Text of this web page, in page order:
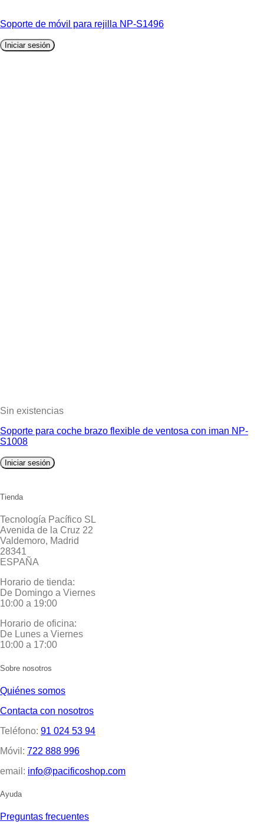
Soporte de móvil para rejilla NP-S1496
Iniciar sesión
Sin existencias
Soporte para coche brazo flexible de ventosa con iman NP-
S1008
Iniciar sesión
Tienda
Tecnología Pacífico SL
Avenida de la Cruz 22
Valdemoro, Madrid
28341
ESPAÑA
Horario de tienda:
De Domingo a Viernes
10:00 a 19:00
Horario de oficina:
De Lunes a Viernes
10:00 a 17:00
Sobre nosotros
Quiénes somos
Contacta con nosotros
Teléfono: 91 024 53 94
Móvil: 722 888 996
email: info@pacificoshop.com
Ayuda
Preguntas frecuentes